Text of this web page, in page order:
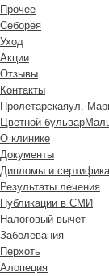
Прочее
Себорея
Уход
Акции
Отзывы
Контакты
Пролетарскаяул.
Цветной бульвар
О клинике
Документы
Дипломы и
Результаты лечения
Публикации в СМИ
Налоговый вычет
Заболевания
Перхоть
Алопеция